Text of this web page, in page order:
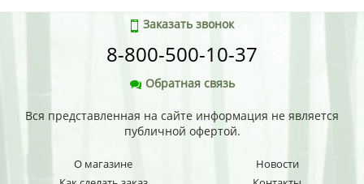
Заказать звонок
8-800-500-10-37
Обратная связь
Вся представленная на сайте информация не является
публичной офертой.
О магазине
Новости